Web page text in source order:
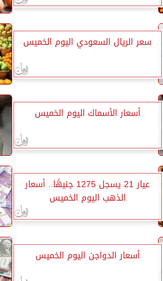
سعر الريال السعودي اليوم الخميس
أسعار الأسماك اليوم الخميس
عيار 21 يسجل 1275 جنيهًا.. أسعار
الذهب اليوم الخميس
أسعار الدواجن اليوم الخميس